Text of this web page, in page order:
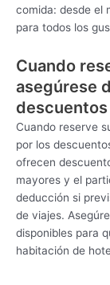
comida: desde el
para todos los
Cuando
asegúrese
Cuando reserve
por los
ofrecen
mayores y el
deducción si
de viajes.
disponibles para
habitación de